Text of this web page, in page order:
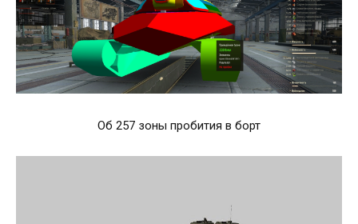
Об 257 зоны пробития в борт